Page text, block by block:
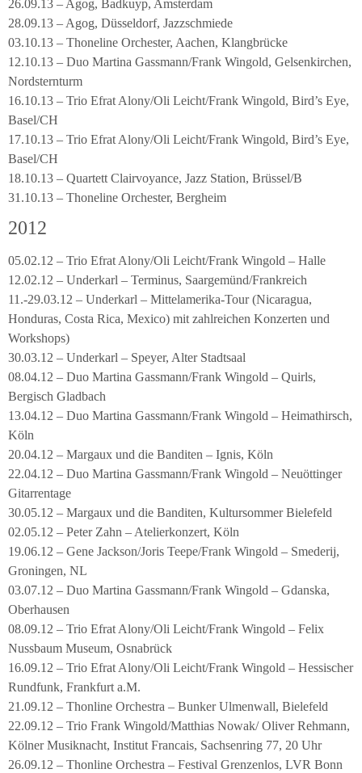
26.09.13 – Agog, Badkuyp, Amsterdam
28.09.13 – Agog, Düsseldorf, Jazzschmiede
03.10.13 – Thoneline Orchester, Aachen, Klangbrücke
12.10.13 – Duo Martina Gassmann/Frank Wingold, Gelsenkirchen,
Nordsternturm
16.10.13 – Trio Efrat Alony/Oli Leicht/Frank Wingold, Bird’s Eye,
Basel/CH
17.10.13 – Trio Efrat Alony/Oli Leicht/Frank Wingold, Bird’s Eye,
Basel/CH
18.10.13 – Quartett Clairvoyance, Jazz Station, Brüssel/B
31.10.13 – Thoneline Orchester, Bergheim
2012
05.02.12 – Trio Efrat Alony/Oli Leicht/Frank Wingold – Halle
12.02.12 – Underkarl – Terminus, Saargemünd/Frankreich
11.-29.03.12 – Underkarl – Mittelamerika-Tour (Nicaragua,
Honduras, Costa Rica, Mexico) mit zahlreichen Konzerten und
Workshops)
30.03.12 – Underkarl – Speyer, Alter Stadtsaal
08.04.12 – Duo Martina Gassmann/Frank Wingold – Quirls,
Bergisch Gladbach
13.04.12 – Duo Martina Gassmann/Frank Wingold – Heimathirsch,
Köln
20.04.12 – Margaux und die Banditen – Ignis, Köln
22.04.12 – Duo Martina Gassmann/Frank Wingold – Neuöttinger
Gitarrentage
30.05.12 – Margaux und die Banditen, Kultursommer Bielefeld
02.05.12 – Peter Zahn – Atelierkonzert, Köln
19.06.12 – Gene Jackson/Joris Teepe/Frank Wingold – Smederij,
Groningen, NL
03.07.12 – Duo Martina Gassmann/Frank Wingold – Gdanska,
Oberhausen
08.09.12 – Trio Efrat Alony/Oli Leicht/Frank Wingold – Felix
Nussbaum Museum, Osnabrück
16.09.12 – Trio Efrat Alony/Oli Leicht/Frank Wingold – Hessischer
Rundfunk, Frankfurt a.M.
21.09.12 – Thonline Orchestra – Bunker Ulmenwall, Bielefeld
22.09.12 – Trio Frank Wingold/Matthias Nowak/ Oliver Rehmann,
Kölner Musiknacht, Institut Francais, Sachsenring 77, 20 Uhr
26.09.12 – Thonline Orchestra – Festival Grenzenlos, LVR Bonn